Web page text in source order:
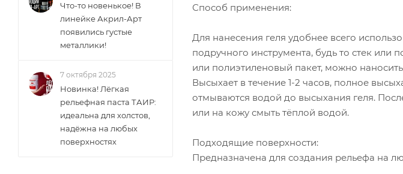
Способ применения:
Для нанесения геля удобнее всего
подручного инструмента, будь то стек
или полиэтиленовый пакет, можно
Высыхает в течение 1-2 часов, полное
отмываются водой до высыхания геля.
или на кожу смыть тёплой водой.
Подходящие поверхности:
Предназначена для создания рельефа на
Что-то новенькое! В
линейке Акрил-Арт
появились густые
металлики!
7 октября 2025
Новинка! Лёгкая
рельефная паста ТАИР:
идеальна для холстов,
надёжна на любых
поверхностях